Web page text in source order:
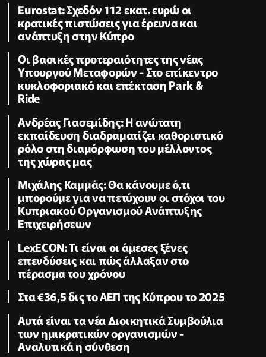
Eurostat: Σχεδόν 112 εκατ. ευρώ οι
κρατικές πιστώσεις για έρευνα και
ανάπτυξη στην Κύπρο
Οι βασικές προτεραιότητες της νέας
Υπουργού Μεταφορών - Στο επίκεντρο
κυκλοφοριακό και επέκταση Park &
Ride
Ανδρέας Γιασεμίδης: Η ανώτατη
εκπαίδευση διαδραματίζει καθοριστικό
ρόλο στη διαμόρφωση του μέλλοντος
της χώρας μας
Μιχάλης Καμμάς: Θα κάνουμε ό,τι
μπορούμε για να πετύχουν οι στόχοι του
Κυπριακού Οργανισμού Ανάπτυξης
Επιχειρήσεων
LexECON: Τι είναι οι άμεσες ξένες
επενδύσεις και πώς άλλαξαν στο
πέρασμα του χρόνου
Στα €36,5 δις το ΑΕΠ της Κύπρου το 2025
Αυτά είναι τα νέα Διοικητικά Συμβούλια
των ημικρατικών οργανισμών -
Αναλυτικά η σύνθεση